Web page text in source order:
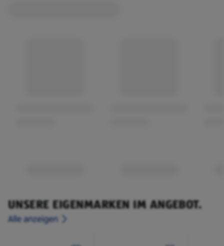
UNSERE EIGENMARKEN IM ANGEBOT.
Alle anzeigen